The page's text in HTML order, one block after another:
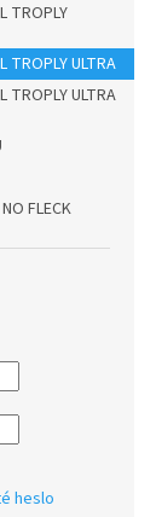
TROPLY
TROPLY ULTRA
TROPLY ULTRA
FLECK
heslo